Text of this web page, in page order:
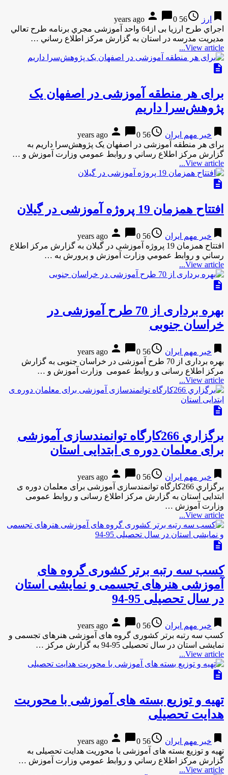
bookmark ارز access_time
56 years ago
person chat_bubble0
اجراي طرح ارزيا بی از64 واحد آموزشی مجري برنامه طرح تعالي
مديريت مدرسه در استان به گزارش مركز اطلاع رساني …
View article...
description
برای هر منطقه آموزشی در اصفهان یک
پژوهش‌سرا داریم
bookmark خبر مهم ایران access_time
56 years ago
person chat_bubble0
برای هر منطقه آموزشی در اصفهان یک پژوهش‌سرا داریم به
گزارش مركز اطلاع رساني و روابط عمومي وزارت آموزش و …
View article...
description
افتتاح همزمان 19 پروژه آموزشی در گیلان
bookmark خبر مهم ایران access_time
56 years ago
person chat_bubble0
افتتاح همزمان 19 پروژه آموزشی در گیلان به گزارش مركز اطلاع
رساني و روابط عمومي وزارت آموزش و پرورش به …
View article...
description
بهره برداری از 70 طرح آموزشی در
خراسان جنوبی
bookmark خبر مهم ایران access_time
56 years ago
person chat_bubble0
بهره برداری از 70 طرح آموزشی در خراسان جنوبی به گزارش
مركز اطلاع رسانی و روابط عمومی وزارت آموزش و …
View article...
description
برگزاري 266کارگاه توانمندسازی آموزشی
برای معلمان دوره ی ابتدایی استان
bookmark خبر مهم ایران access_time
56 years ago
person chat_bubble0
برگزاري 266کارگاه توانمندسازی آموزشی برای معلمان دوره ی
ابتدایی استان به گزارش مركز اطلاع رسانی و روابط عمومی
وزارت آموزش …
View article...
description
کسب سه رتبه برتر کشوری گروه های
آموزشی هنرهای تجسمی و نمایشی استان
در سال تحصیلی 95-94
bookmark خبر مهم ایران access_time
56 years ago
person chat_bubble0
کسب سه رتبه برتر کشوری گروه های آموزشی هنرهای تجسمی و
نمایشی استان در سال تحصیلی 95-94 به گزارش مركز …
View article...
description
تهیه و توزیع بسته های آموزشی با محوریت
هدایت تحصیلی
bookmark خبر مهم ایران access_time
56 years ago
person chat_bubble0
تهیه و توزیع بسته های آموزشی با محوریت هدایت تحصیلی به
گزارش مركز اطلاع رساني و روابط عمومي وزارت آموزش …
View article...